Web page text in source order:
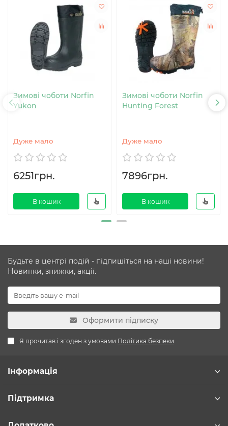
Зимові чоботи Norfin
Yukon
Дуже мало
6251грн.
В кошик
Зимові чоботи Norfin
Hunting Forest
Дуже мало
7896грн.
В кошик
Будьте в центрі подій - підпишіться на наші новини!
Новинки, знижки, акції.
Оформити підписку
Я прочитав і згоден з умовами Політика безпеки
Інформація
Підтримка